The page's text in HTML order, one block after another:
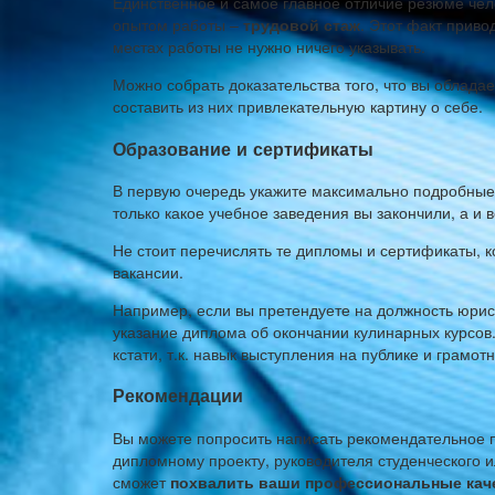
опытом работы –трудовой стаж. Этот факт
местах работы не нужно ничего указывать.
Можно собрать доказательства того, что вы
составить из них привлекательную картину о себе.
Образование и сертификаты
В первую очередь укажите максимально
только какое учебное заведения вы закончили, а и
Не стоит перечислять те дипломы и
вакансии.
Например, если вы претендуете на должность
указание диплома об окончании кулинарных
кстати, т.к. навык выступления на публике и
Рекомендации
Вы можете попросить написать
дипломному проекту, руководителя
сможет похвалить ваши профессиональные